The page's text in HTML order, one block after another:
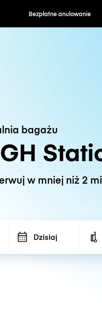
Stawki
bagażu
w mniej niż 2
Dzisiaj